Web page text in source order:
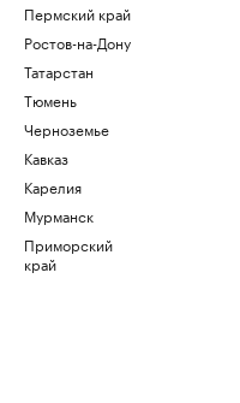
Пермский край
Ростов-на-Дону
Татарстан
Тюмень
Черноземье
Кавказ
Карелия
Мурманск
Приморский
край